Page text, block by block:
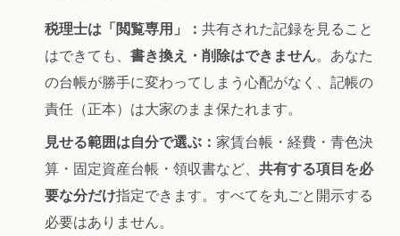
税理士は「閲覧専用」： 共有された記録を見ること
はできても、 書き換え・削除はできません。あなた
の台帳が勝手に変わってしまう心配がなく、記帳の
責任（正本）は大家のまま保たれます。
見せる範囲は自分で選ぶ： 家賃台帳・経費・青色決
算・固定資産台帳・領収書など、 共有する項目を必
要な分だけ指定できます。すべてを丸ごと開示する
必要はありません。